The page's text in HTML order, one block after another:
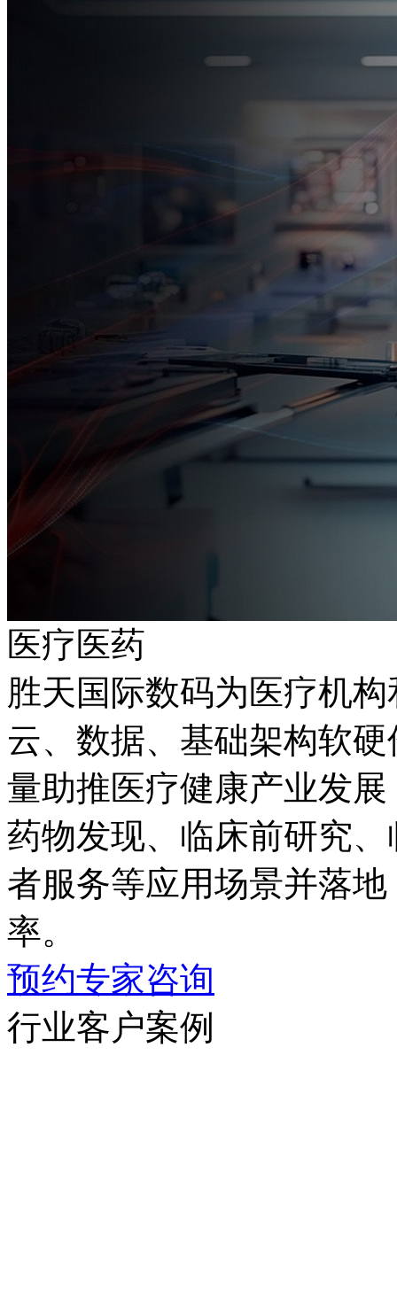
医疗医药
胜天国际数码为医疗机
云、数据、基础架构
量助推医疗健康产业发展
药物发现、临床前研究
者服务等应用场景并落地
率。
预约专家咨询
行业客户案例